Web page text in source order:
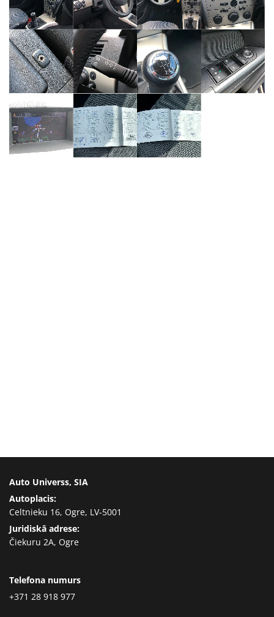
Auto Universs, SIA
Autoplacis:
Celtnieku 16, Ogre, LV-5001
Juridiskā adrese:
Čiekuru 2A, Ogre
Telefona numurs
+371 28 918 977